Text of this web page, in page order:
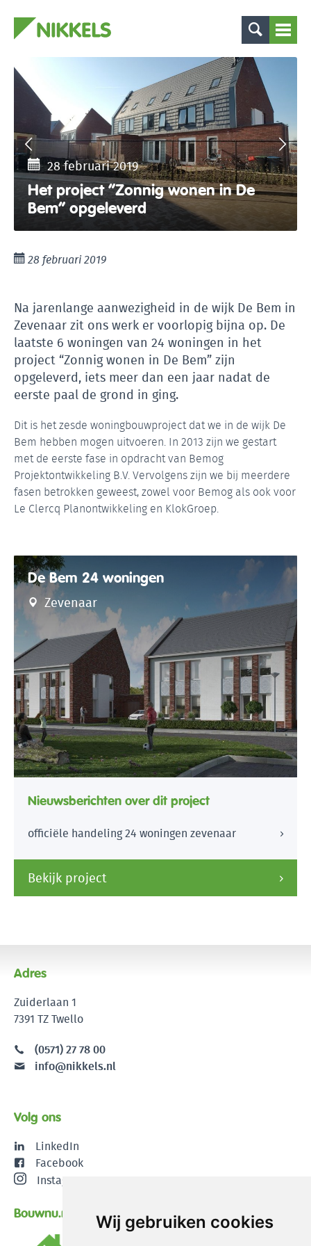
Wij gebruiken cookies
28 februari 2019
Het project “Zonnig wonen in De
Bem” opgeleverd
28 februari 2019
Na jarenlange aanwezigheid in de wijk De Bem in
Zevenaar zit ons werk er voorlopig bijna op. De
laatste 6 woningen van 24 woningen in het
project “Zonnig wonen in De Bem” zijn
opgeleverd, iets meer dan een jaar nadat de
eerste paal de grond in ging.
Dit is het zesde woningbouwproject dat we in de wijk De
Bem hebben mogen uitvoeren. In 2013 zijn we gestart
met de eerste fase in opdracht van Bemog
Projektontwikkeling B.V. Vervolgens zijn we bij meerdere
fasen betrokken geweest, zowel voor Bemog als ook voor
Le Clercq Planontwikkeling en KlokGroep.
De Bem 24 woningen
Zevenaar
Nieuwsberichten over dit project
officiële handeling 24 woningen zevenaar
Bekijk project
Adres
Zuiderlaan 1
7391 TZ Twello
(0571) 27 78 00
info@nikkels.nl
Volg ons
LinkedIn
Facebook
Instagram
Bouwnu.nl